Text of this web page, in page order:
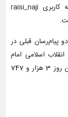
فعالترین کاربر در این بازه زمانی کاربری با شناسه کاربری raisi_naji
پیام‌رسان قبلی در
انقلاب اسلامی امام
خمینی(ه) و بیانات رهبر انقلاب درباره انتخابات در این روز 3 هزار و 747